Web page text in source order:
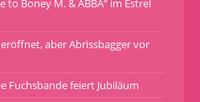
to Boney M. & ABBA“ im Estrel
aber Abrissbagger vor
Fuchsbande feiert Jubiläum